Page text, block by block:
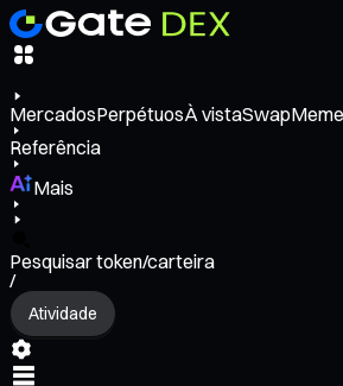
MercadosPerpétuosÀ vistaSwapMeme
Referência
Mais
Pesquisar token/carteira
/
Atividade